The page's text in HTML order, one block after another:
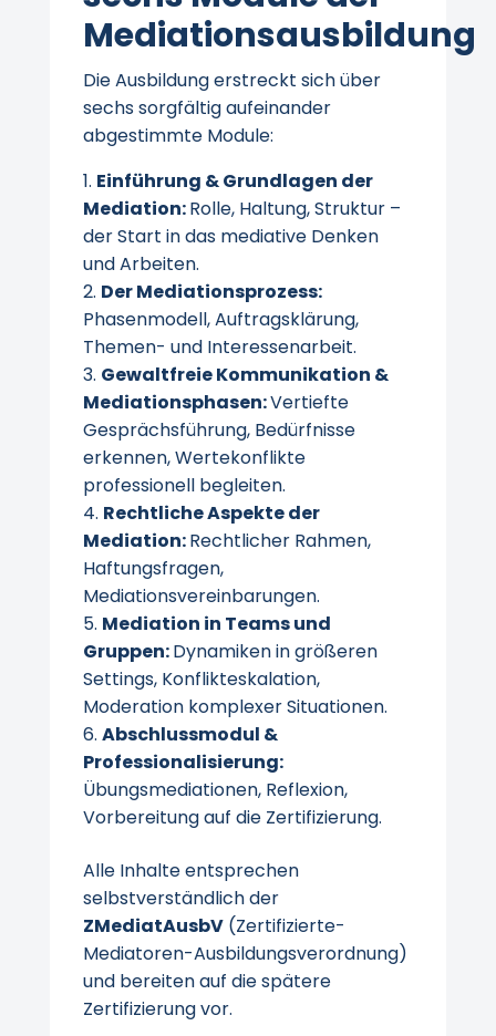
Mediationsausbildung
Die Ausbildung erstreckt sich über
sechs sorgfältig aufeinander
abgestimmte Module:
Einführung & Grundlagen der
Mediation:Rolle, Haltung, Struktur –
der Start in das mediative Denken
und Arbeiten.
Der Mediationsprozess:
Phasenmodell, Auftragsklärung,
Themen- und Interessenarbeit.
Gewaltfreie Kommunikation &
Mediationsphasen:Vertiefte
Gesprächsführung, Bedürfnisse
erkennen, Wertekonflikte
professionell begleiten.
Rechtliche Aspekte der
Mediation:Rechtlicher Rahmen,
Haftungsfragen,
Mediationsvereinbarungen.
Mediation in Teams und
Gruppen:Dynamiken in größeren
Settings, Konflikteskalation,
Moderation komplexer Situationen.
Abschlussmodul &
Professionalisierung:
Übungsmediationen, Reflexion,
Vorbereitung auf die Zertifizierung.
Alle Inhalte entsprechen
selbstverständlich der
ZMediatAusbV(Zertifizierte-
Mediatoren-Ausbildungsverordnung)
und bereiten auf die spätere
Zertifizierung vor.